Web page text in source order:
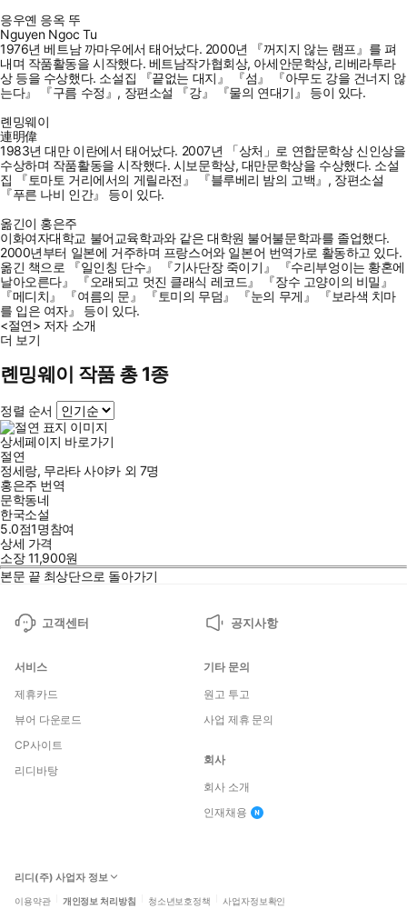
응우옌 응옥 뚜
Nguyen Ngoc Tu
1976년 베트남 까마우에서 태어났다. 2000년 『꺼지지 않는 램프』를 펴
내며 작품활동을 시작했다. 베트남작가협회상, 아세안문학상, 리베라투라
상 등을 수상했다. 소설집 『끝없는 대지』 『섬』 『아무도 강을 건너지 않
는다』 『구름 수정』, 장편소설 『강』 『물의 연대기』 등이 있다.
롄밍웨이
連明偉
1983년 대만 이란에서 태어났다. 2007년 「상처」로 연합문학상 신인상을
수상하며 작품활동을 시작했다. 시보문학상, 대만문학상을 수상했다. 소설
집 『토마토 거리에서의 게릴라전』 『블루베리 밤의 고백』, 장편소설
『푸른 나비 인간』 등이 있다.
옮긴이 홍은주
이화여자대학교 불어교육학과와 같은 대학원 불어불문학과를 졸업했다.
2000년부터 일본에 거주하며 프랑스어와 일본어 번역가로 활동하고 있다.
옮긴 책으로 『일인칭 단수』 『기사단장 죽이기』 『수리부엉이는 황혼에
날아오른다』 『오래되고 멋진 클래식 레코드』 『장수 고양이의 비밀』
『메디치』 『여름의 문』 『토미의 무덤』 『눈의 무게』 『보라색 치마
를 입은 여자』 등이 있다.
<절연> 저자 소개
더 보기
롄밍웨이 작품 총 1종
정렬 순서
상세페이지 바로가기
절연
정세랑, 무라타 사야카외 7명
홍은주 번역
문학동네
한국소설
5.0점1명참여
상세 가격
소장11,900원
본문 끝 최상단으로 돌아가기
고객센터 공지사항
서비스
제휴카드
뷰어 다운로드
CP사이트
리디바탕
기타 문의
원고 투고
사업 제휴 문의
회사
회사 소개
인재채용
리디(주) 사업자 정보
이용약관 개인정보 처리방침 청소년보호정책 사업자정보확인